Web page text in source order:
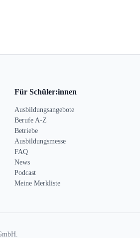
Für Schüler:innen
Ausbildungsangebote
Berufe A-Z
Betriebe
Ausbildungsmesse
FAQ
News
Podcast
Meine Merkliste